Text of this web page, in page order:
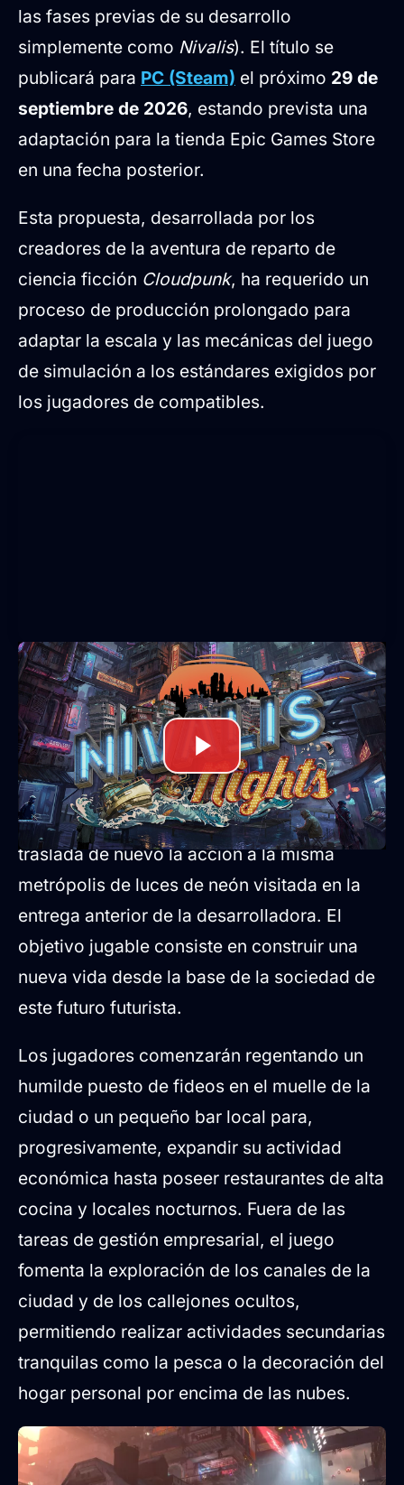
las fases previas de su desarrollo
simplemente como Nivalis). El título se
publicará para PC (Steam) el próximo 29 de
septiembre de 2026, estando prevista una
adaptación para la tienda Epic Games Store
en una fecha posterior.
Esta propuesta, desarrollada por los
creadores de la aventura de reparto de
ciencia ficción Cloudpunk, ha requerido un
proceso de producción prolongado para
adaptar la escala y las mecánicas del juego
de simulación a los estándares exigidos por
los jugadores de compatibles.
Gestión de negocios y vida
cotidiana en Nivalis
Nivalis Nightses un simulador de vida
urbana de ambientación ciberpunk que
traslada de nuevo la acción a la misma
metrópolis de luces de neón visitada en la
entrega anterior de la desarrolladora. El
objetivo jugable consiste en construir una
nueva vida desde la base de la sociedad de
este futuro futurista.
Los jugadores comenzarán regentando un
humilde puesto de fideos en el muelle de la
ciudad o un pequeño bar local para,
progresivamente, expandir su actividad
económica hasta poseer restaurantes de alta
cocina y locales nocturnos. Fuera de las
tareas de gestión empresarial, el juego
fomenta la exploración de los canales de la
ciudad y de los callejones ocultos,
permitiendo realizar actividades secundarias
tranquilas como la pesca o la decoración del
hogar personal por encima de las nubes.